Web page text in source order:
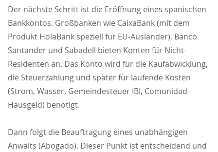
Der nächste Schritt ist die Eröffnung eines spanischen
Bankkontos. Großbanken wie CaixaBank (mit dem
Produkt HolaBank speziell für EU-Ausländer), Banco
Santander und Sabadell bieten Konten für Nicht-
Residenten an. Das Konto wird für die Kaufabwicklung,
die Steuerzahlung und später für laufende Kosten
(Strom, Wasser, Gemeindesteuer IBI, Comunidad-
Hausgeld) benötigt.
Dann folgt die Beauftragung eines unabhängigen
Anwalts (Abogado). Dieser Punkt ist entscheidend und